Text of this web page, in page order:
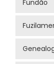
Fundão